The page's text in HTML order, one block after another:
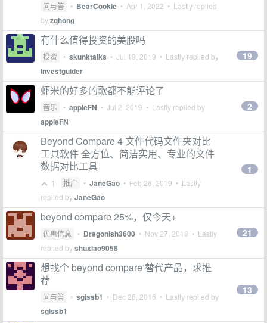
问与答 • BearCookie • Apr 1, 2022 • Lastly replied
byzqhong
有什么值得投资的美股吗
投资 • skunktalks • Jul 19, 2019 • Lastly replied by
investguider
19
虾米的好多的歌都不能评论了
音乐 • appleFN • Jul 2, 2019 • Lastly replied by
appleFN
2
Beyond Compare 4 文件代码文件夹对比
工具软件 全方位、简洁实用、专业的文件
数据对比工具
1 推广 • JaneGao • Feb 26, 2019 • Lastly
replied byJaneGao
1
beyond compare 25%，仅今天+
优惠信息 • Dragonish3600 • Nov 27, 2018 • Lastly
replied byshuxiao9058
21
想找个 beyond compare 替代产品，求推
荐
问与答 • sgissb1 • Dec 26, 2016 • Lastly replied by
sgissb1
13